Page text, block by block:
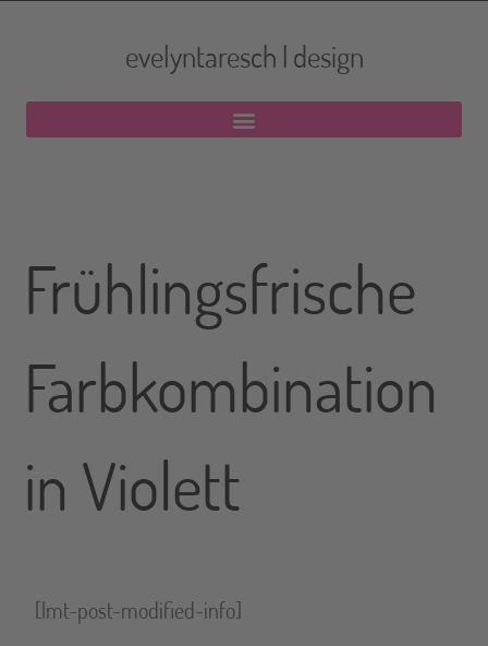
evelyntaresch | design
Frühlingsfrische
Farbkombination
in Violett
[lmt-post-modified-info]